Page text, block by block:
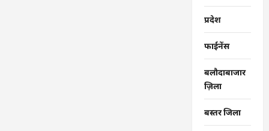
प्रदेश
फाईनेंस
बलौदाबाजार
ज़िला
बस्तर जिला